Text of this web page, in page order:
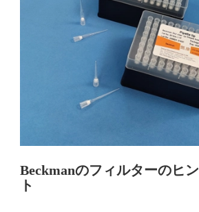
Beckmanのフィルターのヒン
ト